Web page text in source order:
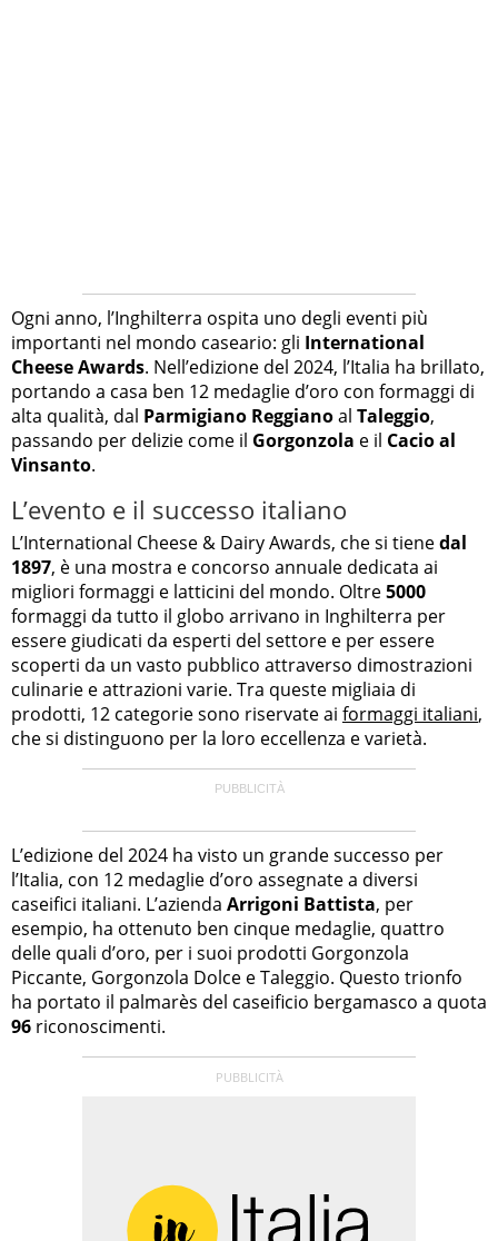
Ogni anno, l’Inghilterra ospita uno degli eventi più
importanti nel mondo caseario: gli International
Cheese Awards. Nell’edizione del 2024, l’Italia ha brillato,
portando a casa ben 12 medaglie d’oro con formaggi di
alta qualità, dal Parmigiano Reggianoal Taleggio,
passando per delizie come il Gorgonzola e il Cacio al
Vinsanto.
L’evento e il successo italiano
L’International Cheese & Dairy Awards, che si tienedal
1897, è una mostra e concorso annuale dedicata ai
migliori formaggi e latticini del mondo. Oltre5000
formaggi da tutto il globo arrivano in Inghilterra per
essere giudicati da esperti del settore e per essere
scoperti da un vasto pubblico attraverso dimostrazioni
culinarie e attrazioni varie. Tra queste migliaia di
prodotti, 12 categorie sono riservate ai formaggi italiani,
che si distinguono per la loro eccellenza e varietà.
L’edizione del 2024 ha visto un grande successo per
l’Italia, con 12 medaglie d’oro assegnate a diversi
caseifici italiani. L’azienda Arrigoni Battista, per
esempio, ha ottenuto ben cinque medaglie, quattro
delle quali d’oro, per i suoi prodotti Gorgonzola
Piccante, Gorgonzola Dolce e Taleggio. Questo trionfo
ha portato il palmarès del caseificio bergamasco a quota
96 riconoscimenti.